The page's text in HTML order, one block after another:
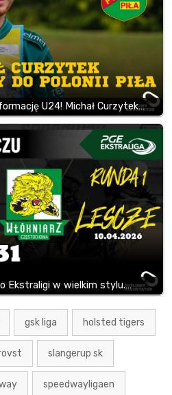
U24! Michał Curzytek…
Ekstraligi w wielkim stylu.…
gsk liga holsted tigers
slangerup sk
speedwayligaen